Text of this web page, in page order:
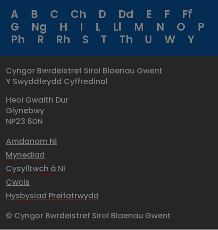
A
B C Ch D Dd E F
Ff
G
Ng H I L Ll M N O
P
Ph
R Rh S T Th U W Y
Cyngor Bwrdeistref Sirol Blaenau Gwent
Y Swyddfeydd Cyffredinol
Heol Gwaith Dur
Glynebwy
NP23 6DN
Amdanom Ni
Mynediad
Cysylltwch â Ni
Cwcis
Hysbysiad Preifatrwydd
© Cyngor Bwrdeistref Sirol Blaenau Gwent